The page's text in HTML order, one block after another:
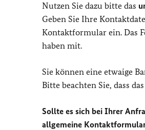
Nutzen Sie dazu bitte das
Geben Sie Ihre
Kontaktformular ein. Das
haben mit.
Sie können eine etwaige
Bitte beachten Sie, dass
Sollte es sich bei Ihrer
allgemeine